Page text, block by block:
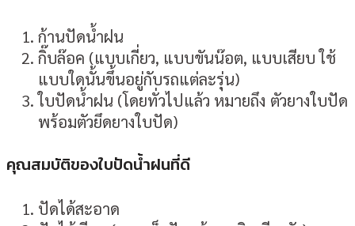
ก้านปัดน้ำฝน
กิ๊บล๊อค (แบบเกี่ยว, แบบขันน๊อต, แบบเสียบ ใช้
แบบใดนั้นขึ้นอยู่กับรถแต่ละรุ่น)
ใบปัดน้ำฝน (โดยทั่วไปแล้ว หมายถึง ตัวยางใบปัด
พร้อมตัวยึดยางใบปัด)
คุณสมบัติของใบปัดน้ำฝนที่ดี
ปัดได้สะอาด